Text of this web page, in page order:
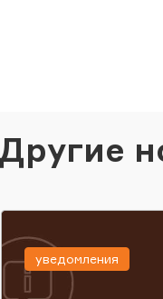
Другие
уведомления